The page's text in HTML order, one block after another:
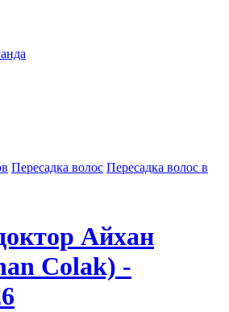
Пересадка волос Пересадка волос в
Айхан
Colak) -